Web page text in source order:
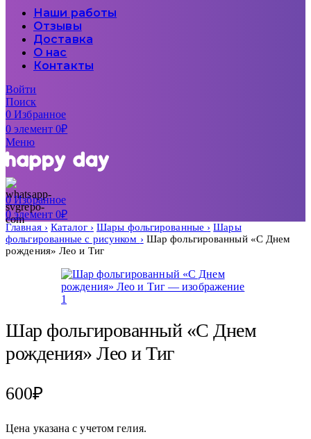
Наши работы
Отзывы
Доставка
О нас
Контакты
Войти
Поиск
0Избранное
0элемент 0₽
Меню
0Избранное
0элемент 0₽
Главная Каталог Шары фольгированные
Шары
фольгированные с рисунком
Шар фольгированный «С Днем
рождения» Лео и Тиг
Шар фольгированный «С Днем
рождения» Лео и Тиг
600₽
Цена указана с учетом гелия.